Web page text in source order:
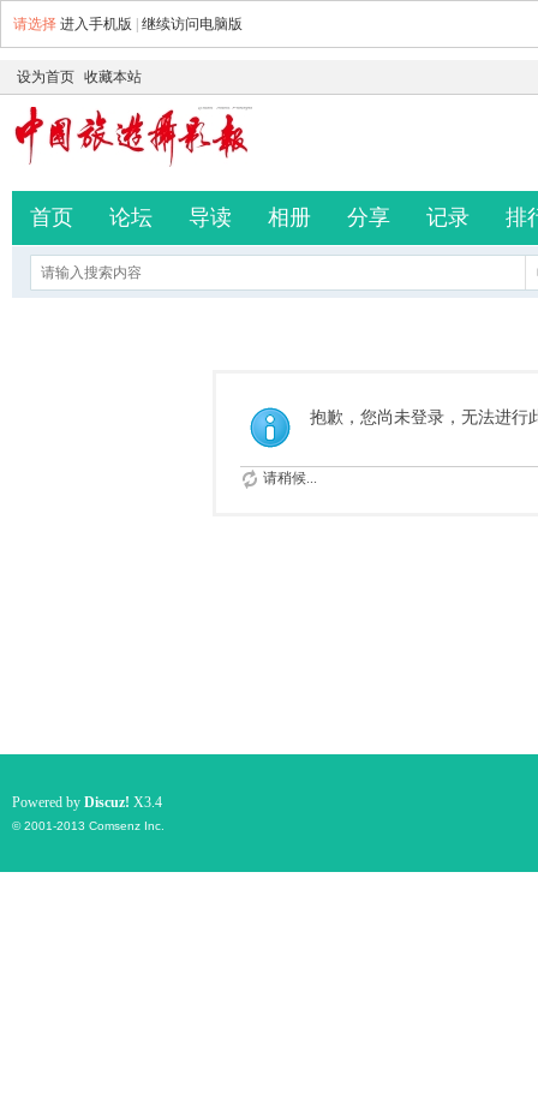
请选择 进入手机版 继续访问电脑版
设为首页 收藏本站
首页 论坛 导读 相册 分享 记录 排
抱歉，您尚未登录，无法进行
请稍候...
Powered by Discuz! X3.4
© 2001-2013 Comsenz Inc.